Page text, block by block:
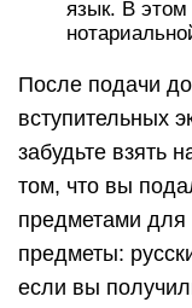
язык. В этом
После подачи
вступительных
забудьте взять
том, что вы
предметами
предметы:
если вы